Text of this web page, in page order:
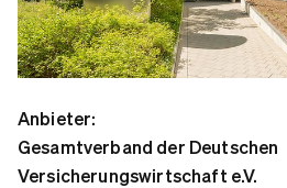
Anbieter:
Gesamtverband der Deutschen
Versicherungswirtschaft e.V.